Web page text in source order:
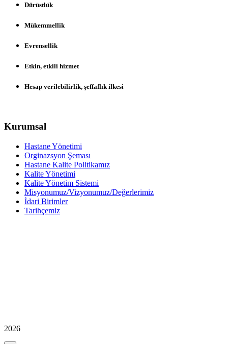
Dürüstlük
Mükemmellik
Evrensellik
Etkin, etkili hizmet
Hesap verilebilirlik, şeffaflık ilkesi
Kurumsal
Hastane Yönetimi
Orginazsyon Şeması
Hastane Kalite Politikamız
Kalite Yönetimi
Kalite Yönetim Sistemi
Misyonumuz/Vizyonumuz/Değerlerimiz
İdari Birimler
Tarihçemiz
2026